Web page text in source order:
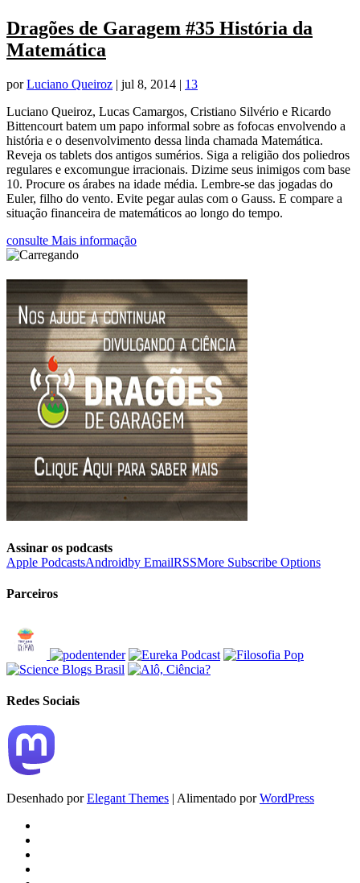
Dragões de Garagem #35 História da
Matemática
porLuciano Queiroz | jul 8, 2014 | 13
Luciano Queiroz, Lucas Camargos, Cristiano Silvério e Ricardo
Bittencourt batem um papo informal sobre as fofocas envolvendo a
história e o desenvolvimento dessa linda chamada Matemática.
Reveja os tablets dos antigos sumérios. Siga a religião dos poliedros
regulares e excomungue irracionais. Dizime seus inimigos com base
10. Procure os árabes na idade média. Lembre-se das jogadas do
Euler, filho do vento. Evite pegar aulas com o Gauss. E compare a
situação financeira de matemáticos ao longo do tempo.
consulte Mais informação
Assinar os podcasts
Apple PodcastsAndroidby EmailRSSMore Subscribe Options
Parceiros
Redes Sociais
Desenhado porElegant Themes | Alimentado porWordPress